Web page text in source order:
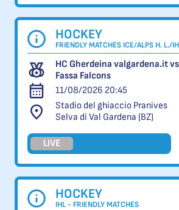
HOCKEY
FRIENDLY MATCHES ICE/ALPS H. L./
HC Gherdeina valgardena.it vs
Fassa Falcons
11/08/2026 20:45
Stadio del ghiaccio Pranives
Selva di Val Gardena (BZ)
LIVE
HOCKEY
IHL - FRIENDLY MATCHES